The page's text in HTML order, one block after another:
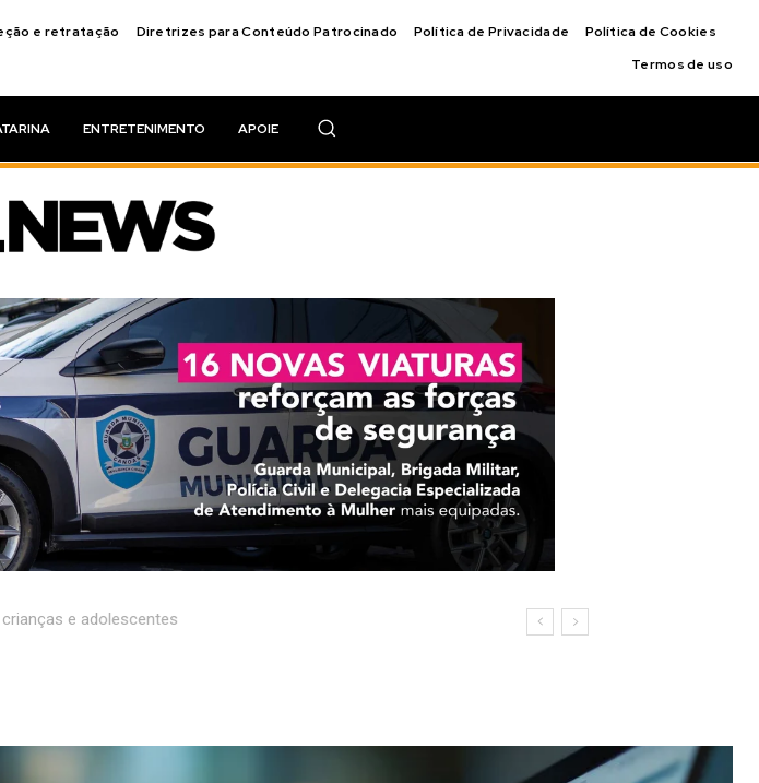
e retratação Diretrizes para Conteúdo Patrocinado Política de Privacidade
Política de Cookies
Termos de uso
ENTRETENIMENTO APOIE